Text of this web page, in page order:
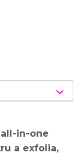
in-one
a exfolia,